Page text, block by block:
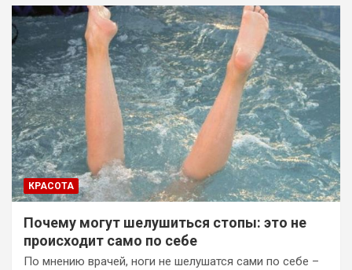
КРАСОТА
Почему могут шелушиться стопы: это не
происходит само по себе
По мнению врачей, ноги не шелушатся сами по себе –